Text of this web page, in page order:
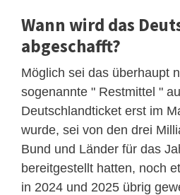
Wann wird das
abgeschafft?
Möglich sei das überhaupt
sogenannte " Restmittel "
Deutschlandticket erst im
wurde, sei von den drei
Bund und Länder für das
bereitgestellt hatten, noch
in 2024 und 2025 übrig